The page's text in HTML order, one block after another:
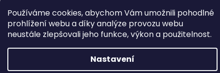
Používáme cookies, abychom Vám umožnili pohodlné
prohlížení webu a díky analýze provozu webu
neustále zlepšovali jeho funkce, výkon a použitelnost.
Nastavení
Copyright 2026Carton Cajon. Všechna práva vyhrazena.
Upravit nastavení cookies